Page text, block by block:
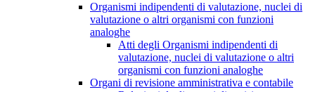
Organismi indipendenti di valutazione, nuclei di
valutazione o altri organismi con funzioni
analoghe
Atti degli Organismi indipendenti di
valutazione, nuclei di valutazione o altri
organismi con funzioni analoghe
Organi di revisione amministrativa e contabile